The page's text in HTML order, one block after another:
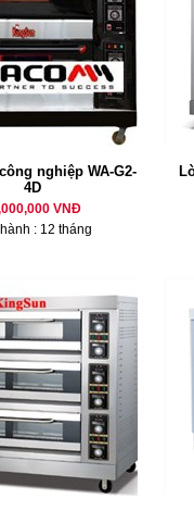
nghiệp WA-G2-
4D
VNĐ
: 12 tháng